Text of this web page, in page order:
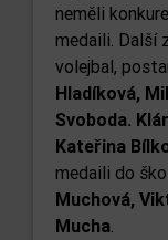
neměli
medaili. Další
volejbal,
Hladíková,
Svoboda.
Kateřina
medaili do
Muchová,
Mucha.